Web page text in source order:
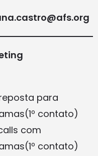
para
contato)
com
contato)